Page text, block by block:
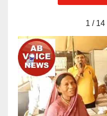
1 / 14